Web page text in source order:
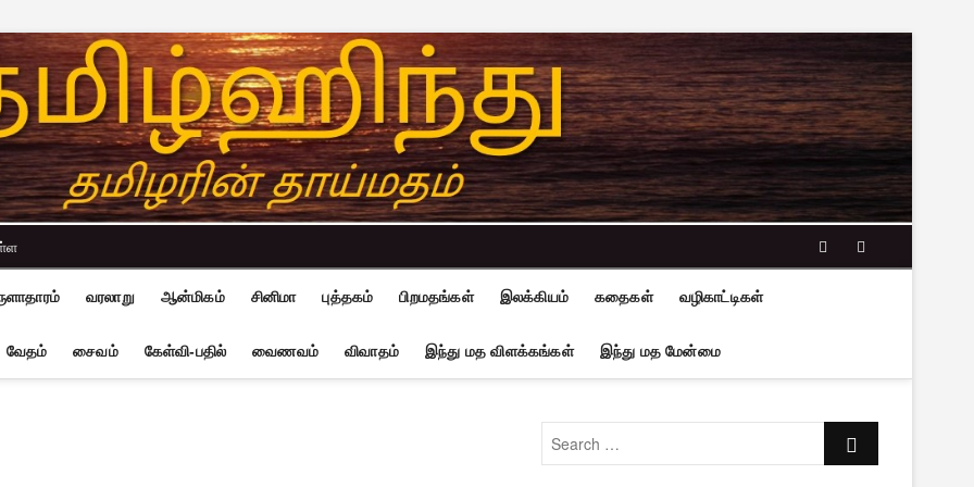
facebooktwitter
வரலாறு ஆன்மிகம் சினிமா புத்தகம் பிறமதங்கள் இலக்கியம் கதைகள் வழிகாட்டிகள்
வேதம் சைவம் கேள்வி-பதில் வைணவம் விவாதம் இந்து மத விளக்கங்கள் இந்து மத மேன்மை